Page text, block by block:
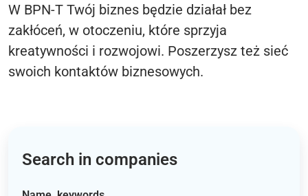
W BPN-T Twój biznes będzie działał bez
zakłóceń, w otoczeniu, które sprzyja
kreatywności i rozwojowi. Poszerzysz też sieć
swoich kontaktów biznesowych.
Search in companies